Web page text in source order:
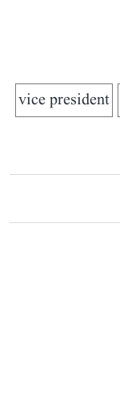
vice president